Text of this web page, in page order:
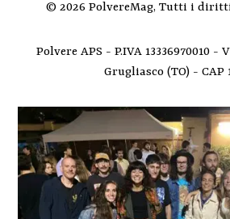
© 2026 PolvereMag, Tutti i
Polvere APS - P.IVA 13336970010 -
Grugliasco (TO) - CAP